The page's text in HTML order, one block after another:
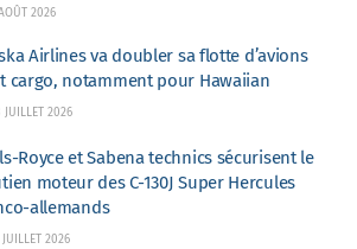
2026
Airlines va doubler sa flotte d’avions
cargo, notamment pour Hawaiian
2026
Royce et Sabena technics sécurisent le
moteur des C-130J Super Hercules
allemands
2026